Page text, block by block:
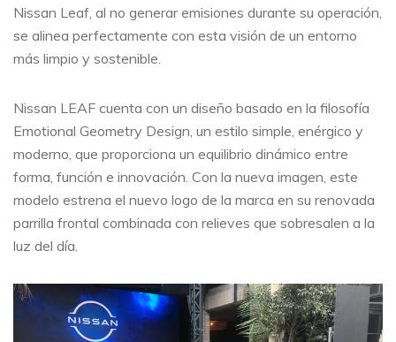
Nissan Leaf, al no generar emisiones durante su operación,
se alinea perfectamente con esta visión de un entorno
más limpio y sostenible.
Nissan LEAF cuenta con un diseño basado en la filosofía
Emotional Geometry Design, un estilo simple, enérgico y
moderno, que proporciona un equilibrio dinámico entre
forma, función e innovación. Con la nueva imagen, este
modelo estrena el nuevo logo de la marca en su renovada
parrilla frontal combinada con relieves que sobresalen a la
luz del día.